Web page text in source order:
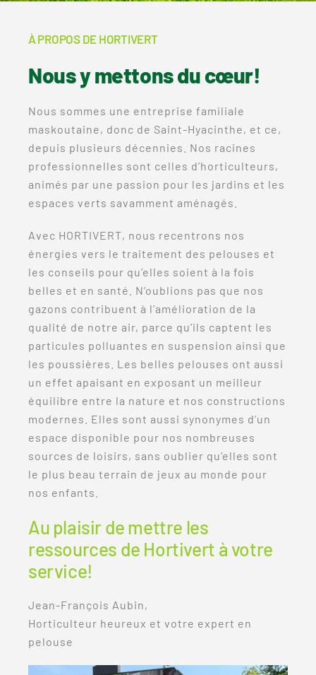
À PROPOS DE HORTIVERT
Nous y mettons du cœur!
Nous sommes une entreprise familiale
maskoutaine, donc de Saint-Hyacinthe, et ce,
depuis plusieurs décennies. Nos racines
professionnelles sont celles d’horticulteurs,
animés par une passion pour les jardins et les
espaces verts savamment aménagés.
Avec HORTIVERT, nous recentrons nos
énergies vers le traitement des pelouses et
les conseils pour qu’elles soient à la fois
belles et en santé. N’oublions pas que nos
gazons contribuent à l’amélioration de la
qualité de notre air, parce qu’ils captent les
particules polluantes en suspension ainsi que
les poussières. Les belles pelouses ont aussi
un effet apaisant en exposant un meilleur
équilibre entre la nature et nos constructions
modernes. Elles sont aussi synonymes d’un
espace disponible pour nos nombreuses
sources de loisirs, sans oublier qu’elles sont
le plus beau terrain de jeux au monde pour
nos enfants.
Au plaisir de mettre les
ressources de Hortivert à votre
service!
Jean-François Aubin,
Horticulteur heureux et votre expert en
pelouse